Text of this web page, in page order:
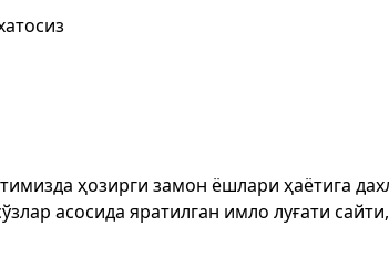
ҳозирги замон ёшлари ҳаётига
асосида яратилган имло луғати